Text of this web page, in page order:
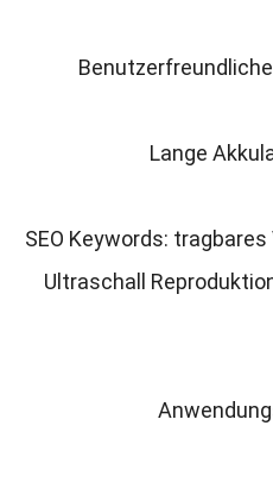
Lange
SEO Keywords: tragbares
Ultraschall